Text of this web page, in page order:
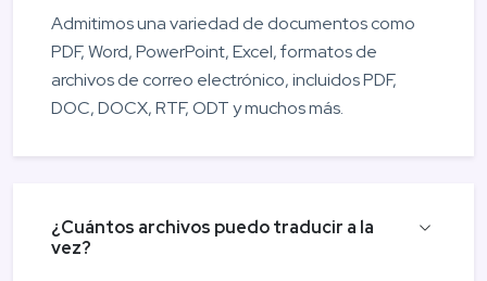
Admitimos una variedad de documentos como
PDF, Word, PowerPoint, Excel, formatos de
archivos de correo electrónico, incluidos PDF,
DOC, DOCX, RTF, ODT y muchos más.
¿Cuántos archivos puedo traducir a la
vez?